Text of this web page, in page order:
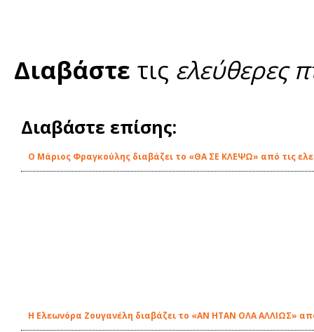
Διαβάστε τις ελεύθερες
Διαβάστε επίσης:
O Μάριος Φραγκούλης διαβάζει το «ΘΑ ΣΕ ΚΛΕΨΩ» από τις
Η Ελεωνόρα Ζουγανέλη διαβάζει το «ΑΝ ΗΤΑΝ ΟΛΑ ΑΛΛΙΩΣ»